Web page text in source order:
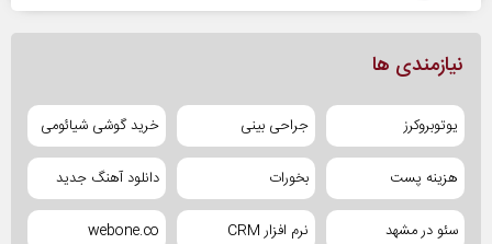
نیازمندی ها
یوتوبروکرز جراحی بینی خرید گوشی شیائومی
هزینه پست بخورات دانلود آهنگ جدید
سئو در مشهد نرم افزار CRM webone.co